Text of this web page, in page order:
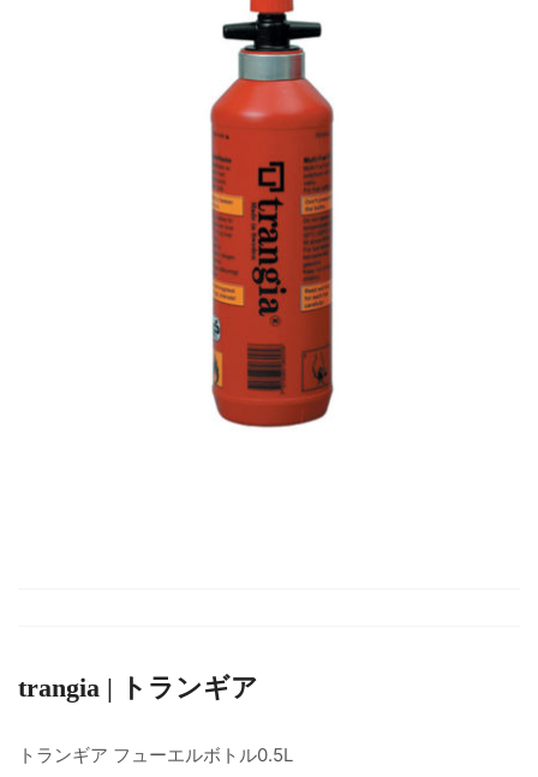
trangia | トランギア
トランギア フューエルボトル0.5L